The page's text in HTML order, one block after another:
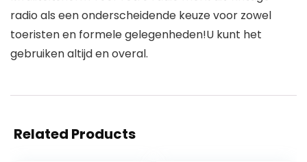
radio als een onderscheidende keuze voor zowel
toeristen en formele gelegenheden!U kunt het
gebruiken altijd en overal.
Related Products